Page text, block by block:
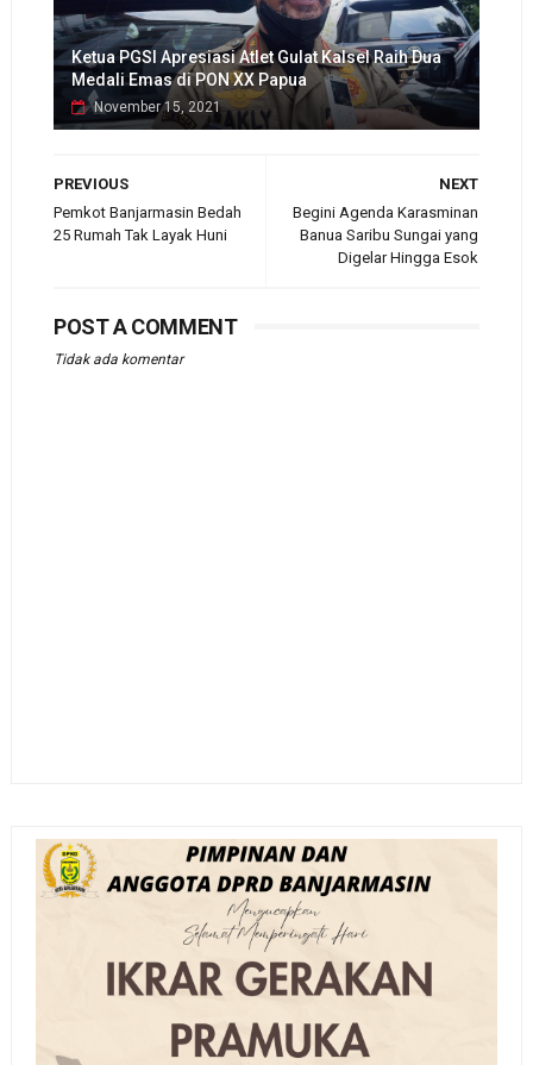
Ketua PGSI Apresiasi Atlet Gulat Kalsel Raih Dua
Medali Emas di PON XX Papua
November 15, 2021
NEXT
Begini Agenda Karasminan
Banua Saribu Sungai yang
Digelar Hingga Esok
PREVIOUS
Pemkot Banjarmasin Bedah
25 Rumah Tak Layak Huni
POST A COMMENT
Tidak ada komentar